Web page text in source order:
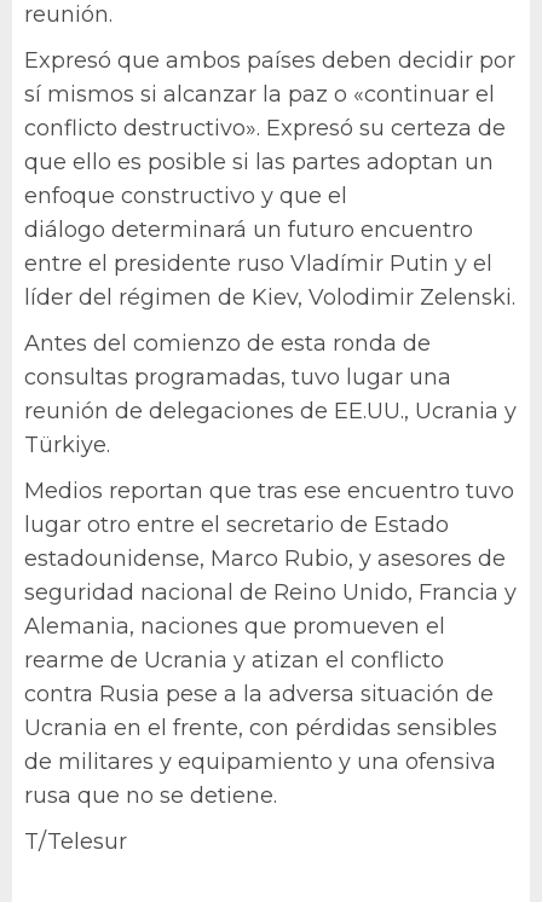
reunión.
Expresó que ambos países deben decidir por
sí mismos si alcanzar la paz o «continuar el
conflicto destructivo». Expresó su certeza de
que ello es posible si las partes adoptan un
enfoque constructivo y que el
diálogo determinará un futuro encuentro
entre el presidente ruso Vladímir Putin y el
líder del régimen de Kiev, Volodimir Zelenski.
Antes del comienzo de esta ronda de
consultas programadas, tuvo lugar una
reunión de delegaciones de EE.UU., Ucrania y
Türkiye.
Medios reportan que tras ese encuentro tuvo
lugar otro entre el secretario de Estado
estadounidense, Marco Rubio, y asesores de
seguridad nacional de Reino Unido, Francia y
Alemania, naciones que promueven el
rearme de Ucrania y atizan el conflicto
contra Rusia pese a la adversa situación de
Ucrania en el frente, con pérdidas sensibles
de militares y equipamiento y una ofensiva
rusa que no se detiene.
T/Telesur